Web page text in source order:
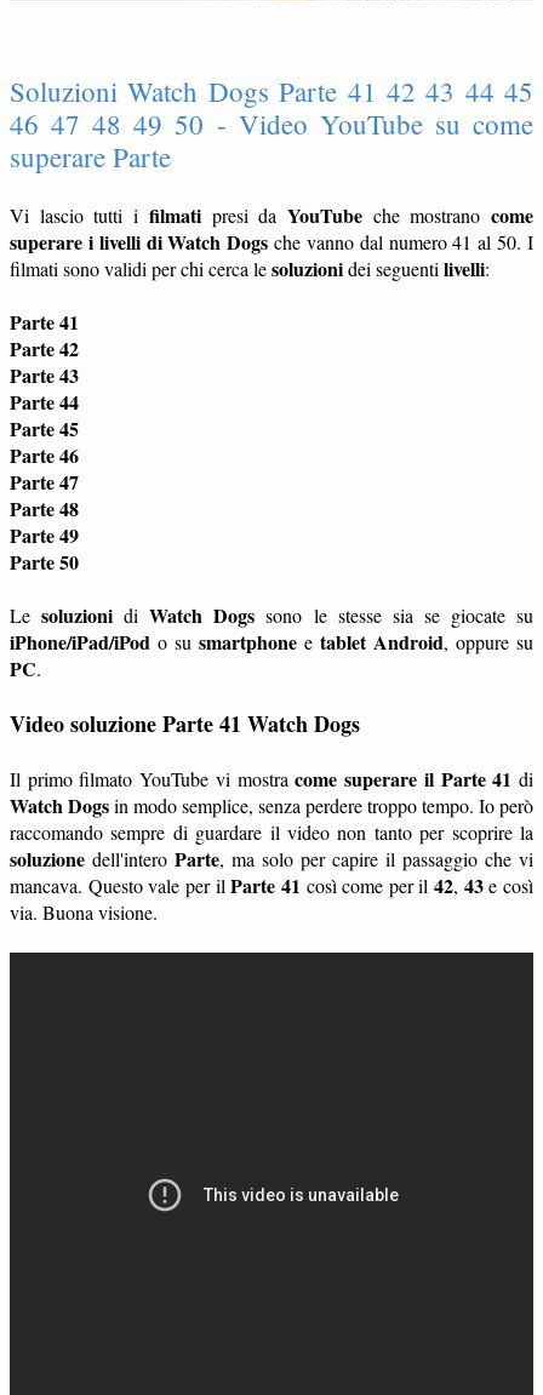
Soluzioni Watch Dogs Parte 41 42 43 44 45
46 47 48 49 50 - Video YouTube su come
superare Parte
Vi lascio tutti i filmatipresi da YouTubeche mostranocome
superare i livelli di Watch Dogs che vanno dal numero 41 al 50. I
filmati sono validi per chi cerca lesoluzionidei seguenti livelli:
Parte 41
Parte 42
Parte 43
Parte 44
Parte 45
Parte 46
Parte 47
Parte 48
Parte 49
Parte 50
Lesoluzioni diWatch Dogs sono le stesse sia se giocate su
iPhone/iPad/iPod o su smartphone e tablet Android, oppure su
PC.
Video soluzione Parte 41 Watch Dogs
Il primo filmato YouTube vi mostracome superare il Parte 41 di
Watch Dogsin modo semplice, senza perdere troppo tempo. Io però
raccomando sempre di guardare il video non tanto per scoprire la
soluzione dell'intero Parte, ma solo per capire il passaggio che vi
mancava. Questo vale per ilParte 41 così come per il42, 43e così
via. Buona visione.